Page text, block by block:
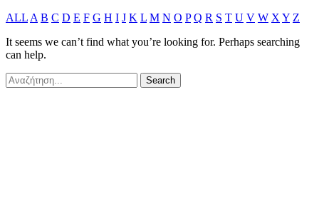
ALL A B C D E F G H I J K L M N O P Q R S T U V W X Y Z
It seems we can’t find what you’re looking for. Perhaps searching
can help.